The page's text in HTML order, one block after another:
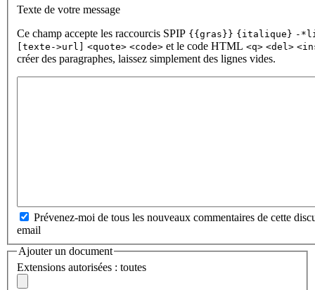
Texte de votre message
Ce champ accepte les raccourcis SPIP {{gras}} {italique} -
[texte->url] <quote> <code> et le code HTML <q> <del>
créer des paragraphes, laissez simplement des lignes vides.
Prévenez-moi de tous les nouveaux commentaires de cette
email
Ajouter un document
Extensions autorisées : toutes